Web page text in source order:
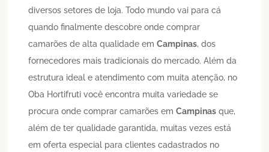
diversos setores de loja. Todo mundo vai para cá
quando finalmente descobre onde comprar
camarões de alta qualidade emCampinas, dos
fornecedores mais tradicionais do mercado. Além da
estrutura ideal e atendimento com muita atenção, no
Oba Hortifruti você encontra muita variedade se
procura onde comprar camarões emCampinas que,
além de ter qualidade garantida, muitas vezes está
em oferta especial para clientes cadastrados no